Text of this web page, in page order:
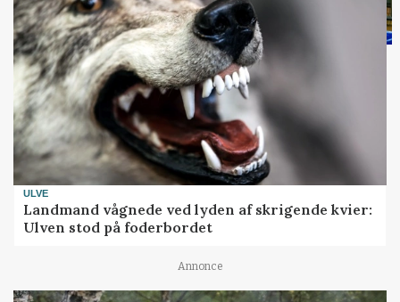
ULVE
Landmand vågnede ved lyden af skrigende kvier:
Ulven stod på foderbordet
Annonce